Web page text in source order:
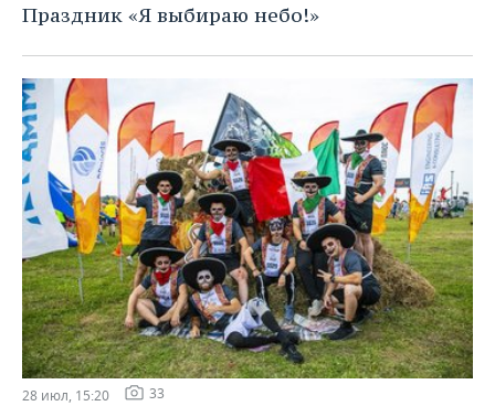
Праздник «Я выбираю небо!»
28 июл, 15:20 33